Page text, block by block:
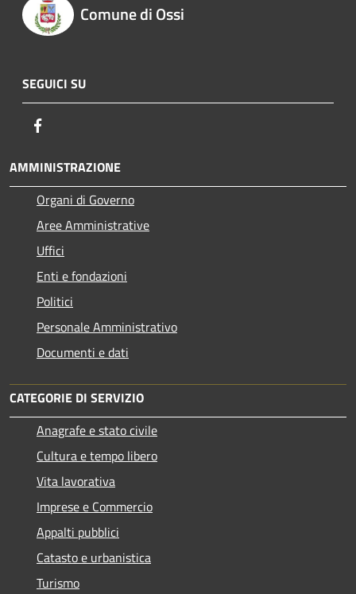
Comune di Ossi
SEGUICI SU
AMMINISTRAZIONE
Organi di Governo
Aree Amministrative
Uffici
Enti e fondazioni
Politici
Personale Amministrativo
Documenti e dati
CATEGORIE DI SERVIZIO
Anagrafe e stato civile
Cultura e tempo libero
Vita lavorativa
Imprese e Commercio
Appalti pubblici
Catasto e urbanistica
Turismo